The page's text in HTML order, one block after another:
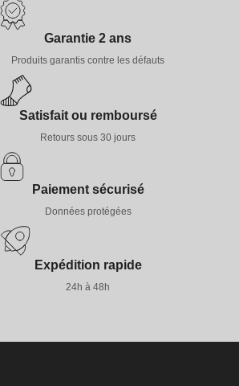
Garantie 2 ans
Produits garantis contre les défauts
Satisfait ou remboursé
Retours sous 30 jours
Paiement sécurisé
Données protégées
Expédition rapide
24h à 48h